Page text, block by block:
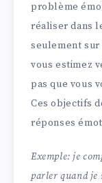
problème
réaliser dans
seulement
vous estimez
pas que vous
Ces objectifs
réponses
Exemple: je
parler quand je